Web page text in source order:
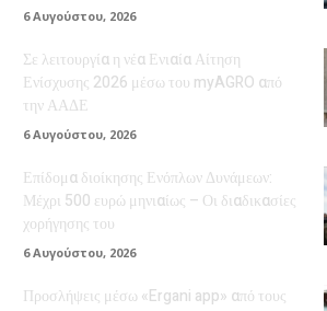
6 Αυγούστου, 2026
Σε λειτουργία η νέα Ενιαία Αίτηση
Ενίσχυσης 2026 μέσω του myAGRO από
την ΑΑΔΕ
6 Αυγούστου, 2026
Επίδομα διοίκησης Ενόπλων Δυνάμεων:
Μέχρι 500 ευρώ μηνιαίως – Οι διαδικασίες
χορήγησης του
6 Αυγούστου, 2026
Προσλήψεις μέσω «Ergani app» από τους